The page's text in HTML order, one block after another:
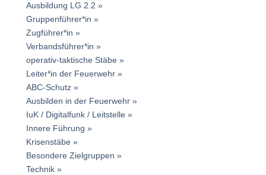
Ausbildung LG 2.2
Gruppenführer*in
Zugführer*in
Verbandsführer*in
operativ-taktische Stäbe
Leiter*in der Feuerwehr
ABC-Schutz
Ausbilden in der Feuerwehr
IuK / Digitalfunk / Leitstelle
Innere Führung
Krisenstäbe
Besondere Zielgruppen
Technik